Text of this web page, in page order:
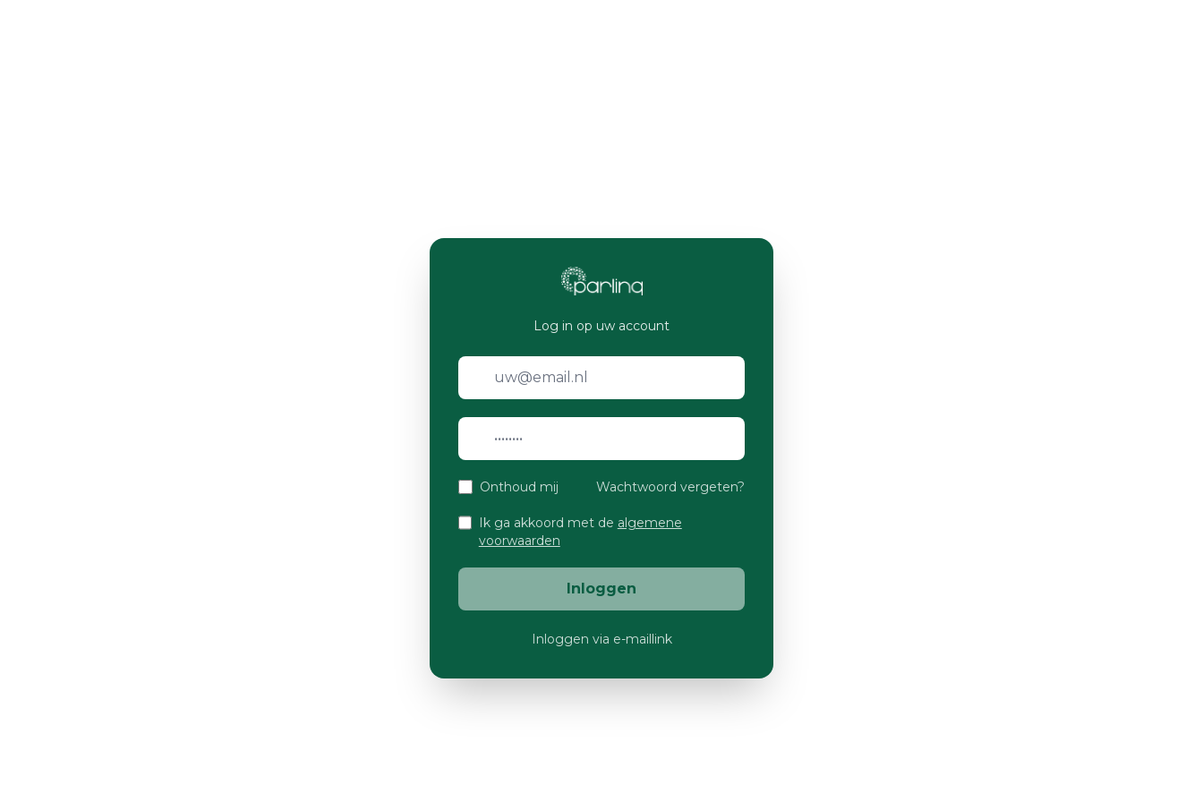
Log in op uw account
Onthoud mij Wachtwoord vergeten?
Ik ga akkoord met de algemene
voorwaarden
Inloggen
Inloggen via e-maillink